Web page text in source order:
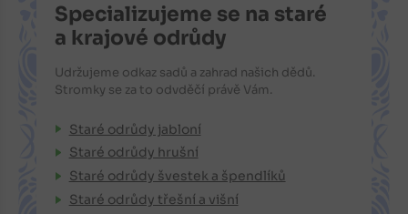
Specializujeme se na staré
a krajové odrůdy
Udržujeme odkaz sadů a zahrad našich dědů.
Stromky se za to odvděčí právě Vám.
Staré odrůdy jabloní
Staré odrůdy hrušní
Staré odrůdy švestek a špendlíků
Staré odrůdy třešní a višní